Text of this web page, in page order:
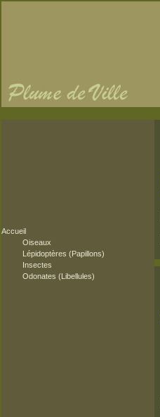
Accueil
Oiseaux
Lépidoptères (Papillons)
Insectes
Odonates (Libellules)